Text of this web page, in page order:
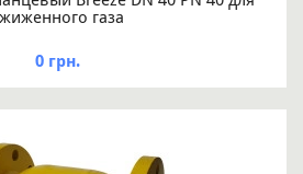
газа
0 грн.